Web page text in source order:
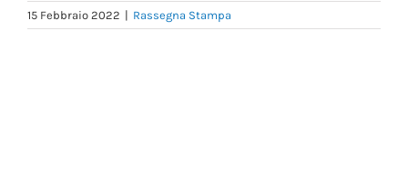
15 Febbraio 2022 | Rassegna Stampa